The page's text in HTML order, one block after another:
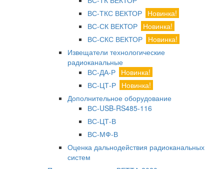
ВС-ТКС ВЕКТОР Новинка!
ВС-СК ВЕКТОР Новинка!
ВС-СКС ВЕКТОР Новинка!
Извещатели технологические
радиоканальные
ВС-ДА-Р Новинка!
ВС-ЦТ-Р Новинка!
Дополнительное оборудование
ВС-USB-RS485-116
ВС-ЦТ-В
ВС-МФ-В
Оценка дальнодействия радиоканальных
систем